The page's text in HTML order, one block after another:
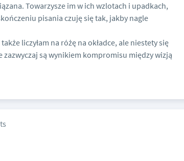
Towarzysze im w ich wzlotach i upadkach,
pisania czuję się tak, jakby nagle
liczyłam na różę na okładce, ale niestety się
zazwyczaj są wynikiem kompromisu między wizją